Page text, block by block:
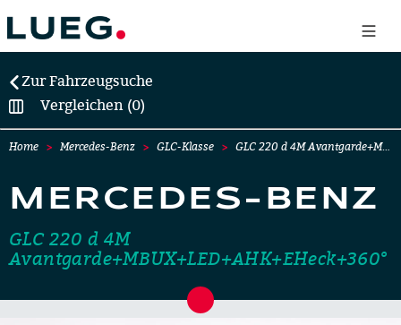
Zur Fahrzeugsuche
Vergleichen (0)
Home Mercedes-Benz GLC-Klasse GLC 220 d 4M Avantgarde+M…
MERCEDES-BENZ
GLC 220 d 4M
Avantgarde+MBUX+LED+AHK+EHeck+360°